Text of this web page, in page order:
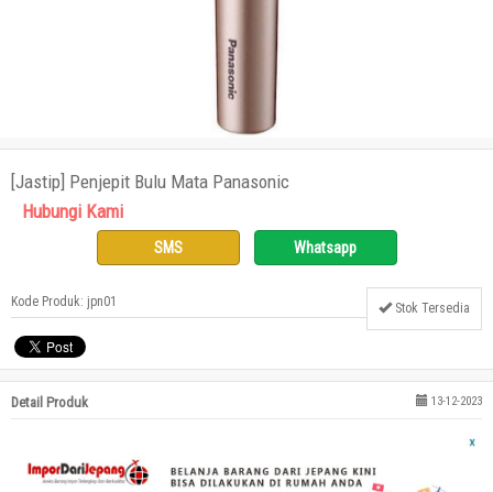
[Jastip] Penjepit Bulu Mata Panasonic
Hubungi Kami
SMS Whatsapp
Kode Produk: jpn01 Stok Tersedia
Detail Produk 13-12-2023